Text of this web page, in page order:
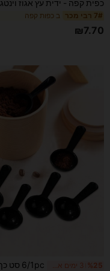
7# רבי מכר ב כפות קפה
₪7.70
%25 3 ימים אחרונים